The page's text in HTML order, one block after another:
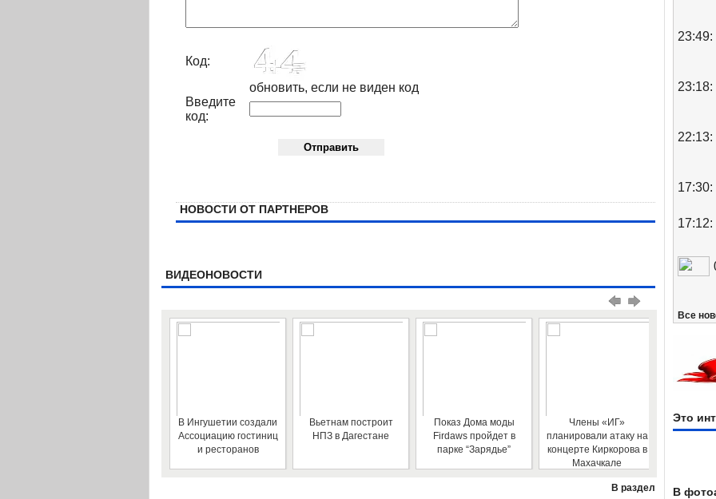
Код:
обновить, если не виден код
Введите
код:
НОВОСТИ ОТ ПАРТНЕРОВ
ВИДЕОНОВОСТИ
В Ингушетии создали
Ассоциацию гостиниц
и ресторанов
Вьетнам построит
НПЗ в Дагестане
Показ Дома моды
Firdaws пройдет в
парке “Зарядье”
Члены «ИГ»
планировали атаку на
концерте Киркорова в
Махачкале
В раздел
23:49:
23:18:
22:13:
17:30:
17:12:
Все
Это
В